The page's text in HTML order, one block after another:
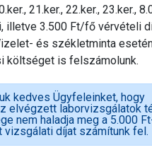
21.ker., 22.ker., 23.ker.,
illetve 3.500 Ft/fő vérvételi
és székletminta
költséget is felszámolunk.
kedves Ügyfeleinket, hogy
elvégzett laborvizsgálatok
nem haladja meg a 5.000
vizsgálati díjat számítunk fel.